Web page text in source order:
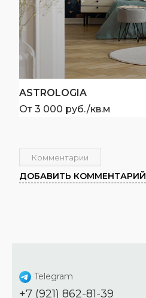
ASTROLOGIA
От 3 000 руб./кв.м
Комментарии
ДОБАВИТЬ КОММЕНТАРИЙ
Telegram
+7 (921) 862-81-39